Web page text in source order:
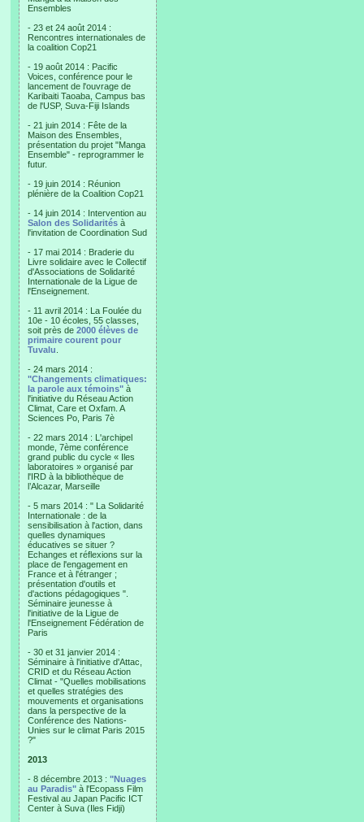
Ensembles
- 23 et 24 août 2014 :
Rencontres internationales de
la coalition Cop21
- 19 août 2014 : Pacific
Voices, conférence pour le
lancement de l'ouvrage de
Karibaiti Taoaba, Campus bas
de l'USP, Suva-Fiji Islands
- 21 juin 2014 : Fête de la
Maison des Ensembles,
présentation du projet "Manga
Ensemble" - reprogrammer le
futur.
- 19 juin 2014 : Réunion
plénière de la Coalition Cop21
- 14 juin 2014 : Intervention au
Salon des Solidarités à
l'invitation de Coordination Sud
- 17 mai 2014 : Braderie du
Livre solidaire avec le Collectif
d'Associations de Solidarité
Internationale de la Ligue de
l'Enseignement.
- 11 avril 2014 : La Foulée du
10e - 10 écoles, 55 classes,
soit près de 2000 élèves de
primaire courent pour
Tuvalu
- 24 mars 2014 :
"Changements climatiques:
la parole aux témoins" à
l'initiative du Réseau Action
Climat, Care et Oxfam. A
Sciences Po, Paris 7è
- 22 mars 2014 : L'archipel
monde, 7ème conférence
grand public du cycle « Iles
laboratoires » organisé par
l'IRD à la bibliothèque de
l’Alcazar, Marseille
- 5 mars 2014 : " La Solidarité
Internationale : de la
sensibilisation à l'action, dans
quelles dynamiques
éducatives se situer ?
Echanges et réflexions sur la
place de l'engagement en
France et à l'étranger ;
présentation d'outils et
d'actions pédagogiques ".
Séminaire jeunesse à
l'initiative de la Ligue de
l'Enseignement Fédération de
Paris
- 30 et 31 janvier 2014 :
Séminaire à l'initiative d'Attac,
CRID et du Réseau Action
Climat - "Quelles mobilisations
et quelles stratégies des
mouvements et organisations
dans la perspective de la
Conférence des Nations-
Unies sur le climat Paris 2015
?"
2013
- 8 décembre 2013 : "Nuages
au Paradis" à l'Ecopass Film
Festival au Japan Pacific ICT
Center à Suva (Iles Fidji)